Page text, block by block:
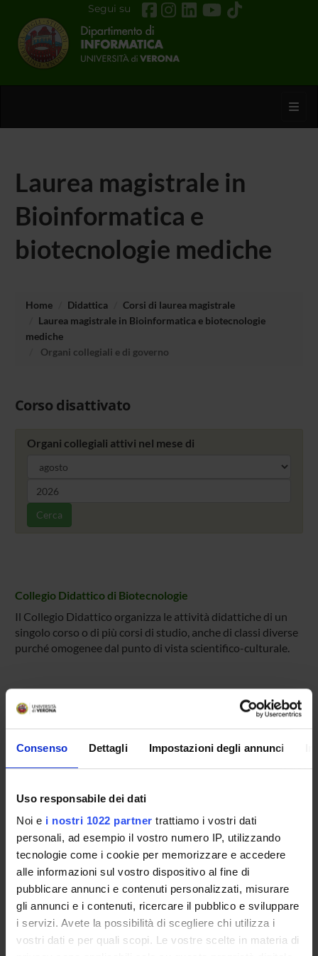
Consenso Dettagli Impostazioni degli annunci
Uso responsabile dei dati
Noi e i nostri 1022 partner trattiamo i vostri dati
personali, ad esempio il vostro numero IP, utilizzando
tecnologie come i cookie per memorizzare e accedere
alle informazioni sul vostro dispositivo al fine di
pubblicare annunci e contenuti personalizzati, misurare
gli annunci e i contenuti, ricercare il pubblico e sviluppare
i servizi. Avete la possibilità di scegliere chi utilizza i
vostri dati e per quali scopi. Le vostre scelte in materia di
Segui su
Laurea magistrale in
Bioinformatica e
biotecnologie mediche
Home Didattica
Corsi di laurea magistrale
Laurea magistrale in Bioinformatica e biotecnologie
mediche
Organi collegiali e di governo
Corso disattivato
Organi collegiali attivi nel mese di
Cerca
Collegio Didattico di Biotecnologie
Il Collegio Didattico organizza le attività didattiche di un
singolo corso o di più corsi di studio, anche di classi diverse
purché omogenee dal punto di vista scientifico-culturale.
Presentazione
Come iscriversi e Requisiti di ammissione
Insegnamenti
Orario lezioni
Piani didattici
Calendario esami
Bacheca avvisi
Proposte tesi e stage
Organi collegiali e di governo
Docenti